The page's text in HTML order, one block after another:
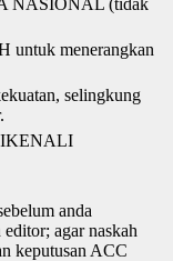
untuk menerangkan
selingkung
anda
agar naskah
keputusan ACC